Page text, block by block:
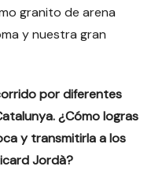
granito de arena
y nuestra gran
por diferentes
¿Cómo logras
y transmitirla a los
Jordà?